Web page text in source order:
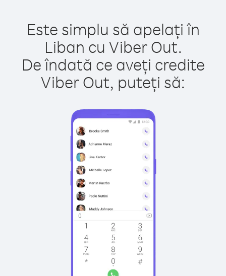
Este simplu să apelați în
Liban cu Viber Out.
De îndată ce aveți credite
Viber Out, puteți să: